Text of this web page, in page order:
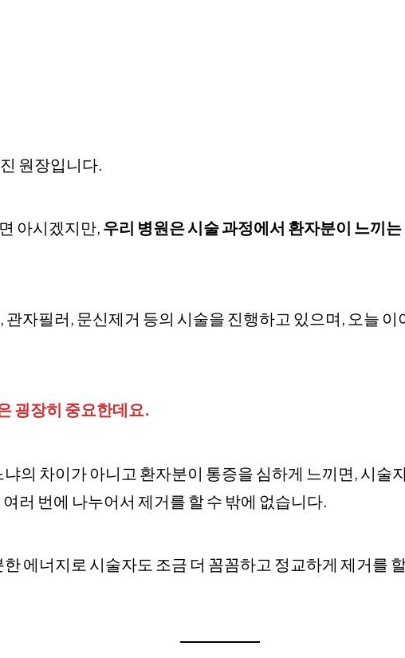
원장입니다.
아시겠지만, 우리 병원은 시술 과정에서 환자분이 느끼
자필러, 문신제거 등의 시술을 진행하고 있으며, 오늘 이
굉장히 중요한데요.
의 차이가 아니고 환자분이 통증을 심하게 느끼면, 시술
러 번에 나누어서 제거를 할 수 밖에 없습니다.
에너지로 시술자도 조금 더 꼼꼼하고 정교하게 제거를